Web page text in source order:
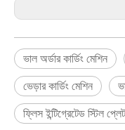
ভাল অর্ডার কার্ডিং মেশিন
ভেড়ার কার্ডিং মেশিন
ফ্লিস ইন্টিগ্রেটেড স্টিল